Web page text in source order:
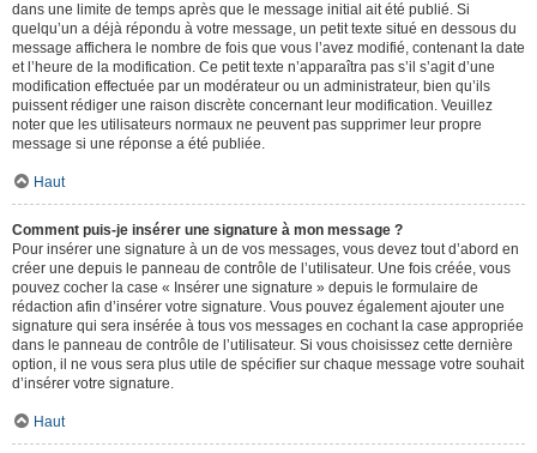
dans une limite de temps après que le message initial ait été publié. Si
quelqu’un a déjà répondu à votre message, un petit texte situé en dessous du
message affichera le nombre de fois que vous l’avez modifié, contenant la date
et l’heure de la modification. Ce petit texte n’apparaîtra pas s’il s’agit d’une
modification effectuée par un modérateur ou un administrateur, bien qu’ils
puissent rédiger une raison discrète concernant leur modification. Veuillez
noter que les utilisateurs normaux ne peuvent pas supprimer leur propre
message si une réponse a été publiée.
Haut
Comment puis-je insérer une signature à mon message ?
Pour insérer une signature à un de vos messages, vous devez tout d’abord en
créer une depuis le panneau de contrôle de l’utilisateur. Une fois créée, vous
pouvez cocher la case « Insérer une signature » depuis le formulaire de
rédaction afin d’insérer votre signature. Vous pouvez également ajouter une
signature qui sera insérée à tous vos messages en cochant la case appropriée
dans le panneau de contrôle de l’utilisateur. Si vous choisissez cette dernière
option, il ne vous sera plus utile de spécifier sur chaque message votre souhait
d’insérer votre signature.
Haut